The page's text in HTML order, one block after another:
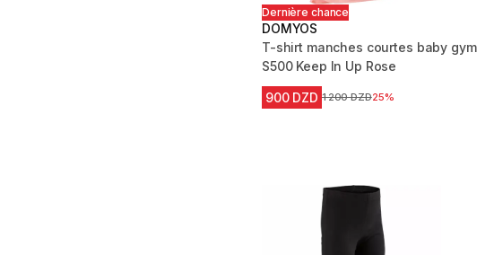
Dernière chance
DOMYOS
T-shirt manches courtes baby gym
S500 Keep In Up Rose
900 DZD Prix avant la réduction
1 200 DZD25%